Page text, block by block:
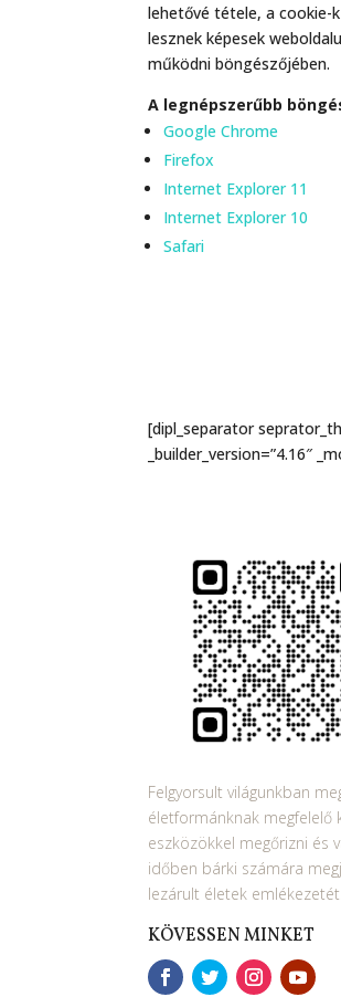
lehetővé tétele, a cookie-
lesznek képesek
működni böngészőjében.
A legnépszerűbb
Google Chrome
Firefox
Internet Explorer 11
Internet Explorer 10
Safari
[dipl_separator
_builder_version=”4.16″
Felgyorsult világunkban
életformánknak megfelelő
eszközökkel megőrizni és
időben bárki számára
lezárult életek emlékezetét.
KÖVESSEN MINKET